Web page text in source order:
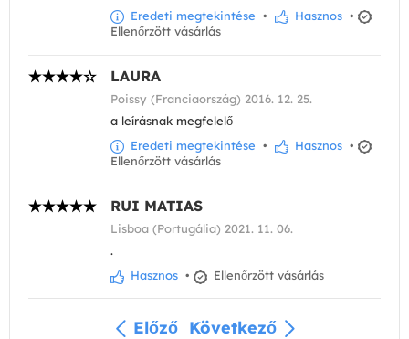
Eredeti megtekintése • Hasznos •
Ellenőrzött vásárlás
LAURA
Poissy (Franciaország) 2016. 12. 25.
a leírásnak megfelelő
Eredeti megtekintése • Hasznos •
Ellenőrzött vásárlás
RUI MATIAS
Lisboa (Portugália) 2021. 11. 06.
.
Hasznos • Ellenőrzött vásárlás
Előző Következő